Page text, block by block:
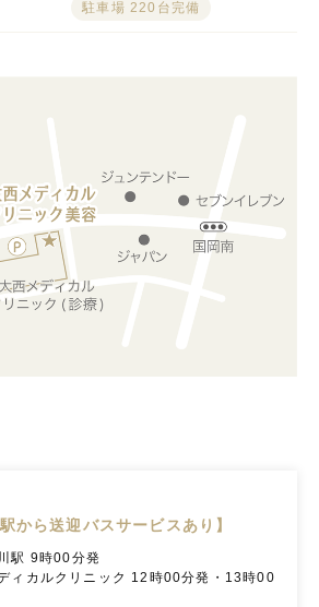
駐車場 220台完備
から送迎バスサービスあり】
駅 9時00分発
ィカルクリニック 12時00分発・13時00